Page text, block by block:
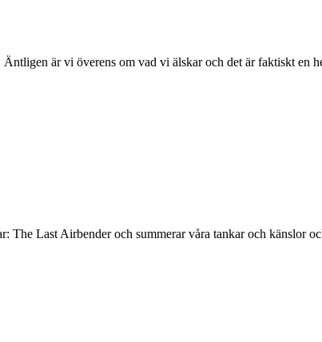
är vi överens om vad vi älskar och det är faktiskt en
The Last Airbender och summerar våra tankar och känslor